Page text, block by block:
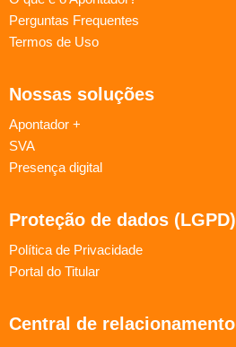
Perguntas Frequentes
Termos de Uso
Nossas soluções
Apontador +
SVA
Presença digital
Proteção de dados (LGPD)
Política de Privacidade
Portal do Titular
Central de relacionamento